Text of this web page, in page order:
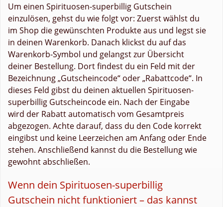
Um einen Spirituosen-superbillig Gutschein
einzulösen, gehst du wie folgt vor: Zuerst wählst du
im Shop die gewünschten Produkte aus und legst sie
in deinen Warenkorb. Danach klickst du auf das
Warenkorb-Symbol und gelangst zur Übersicht
deiner Bestellung. Dort findest du ein Feld mit der
Bezeichnung „Gutscheincode“ oder „Rabattcode“. In
dieses Feld gibst du deinen aktuellen Spirituosen-
superbillig Gutscheincode ein. Nach der Eingabe
wird der Rabatt automatisch vom Gesamtpreis
abgezogen. Achte darauf, dass du den Code korrekt
eingibst und keine Leerzeichen am Anfang oder Ende
stehen. Anschließend kannst du die Bestellung wie
gewohnt abschließen.
Wenn dein Spirituosen-superbillig
Gutschein nicht funktioniert – das kannst